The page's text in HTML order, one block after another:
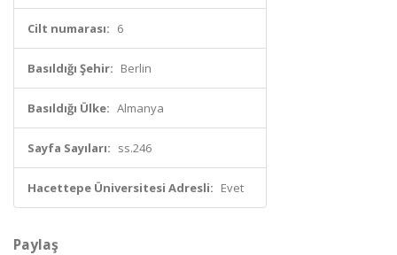
Cilt numarası: 6
Basıldığı Şehir: Berlin
Basıldığı Ülke: Almanya
Sayfa Sayıları: ss.246
Hacettepe Üniversitesi Adresli: Evet
Paylaş